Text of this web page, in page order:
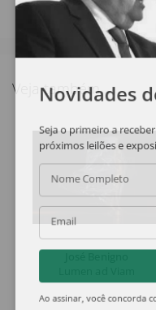
Veja também
Novidades
Seja o primeiro a
próximos leilões e
Nome Completo
Email
Ao assinar, você concorda